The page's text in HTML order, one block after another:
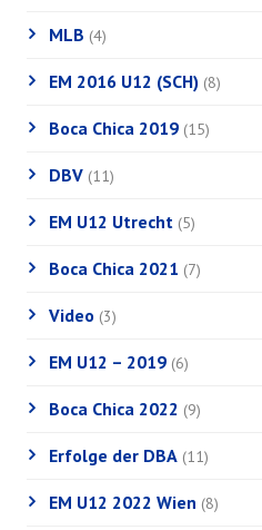
MLB (4)
EM 2016 U12 (SCH) (8)
Boca Chica 2019 (15)
DBV (11)
EM U12 Utrecht (5)
Boca Chica 2021 (7)
Video (3)
EM U12 – 2019 (6)
Boca Chica 2022 (9)
Erfolge der DBA (11)
EM U12 2022 Wien (8)